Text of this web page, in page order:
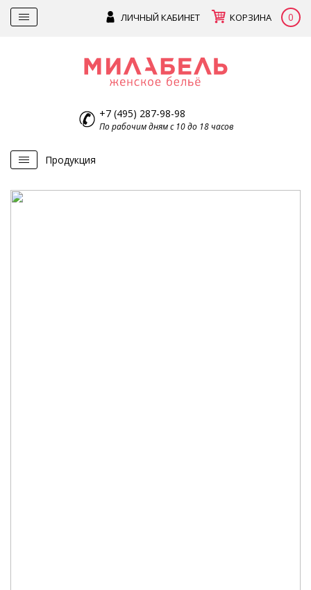
ЛИЧНЫЙ КАБИНЕТ КОРЗИНА 0
+7 (495) 287-98-98
По рабочим дням с 10 до 18 часов
Продукция